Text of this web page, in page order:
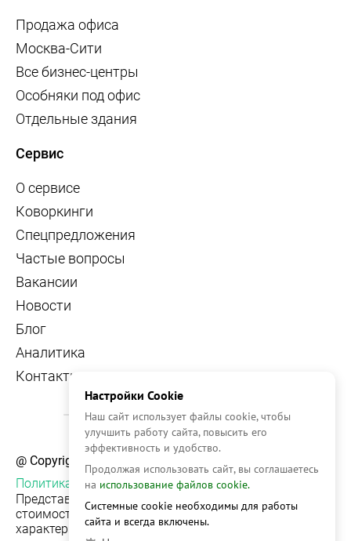
Продажа офиса
Москва-Сити
Все бизнес-центры
Особняки под офис
Отдельные здания
Сервис
О сервисе
Коворкинги
Спецпредложения
Частые вопросы
Вакансии
Новости
Блог
Аналитика
Контакты
@ Copyright, 2026 OFFICE NAVIGATOR
Политика конфиденциальности
Представленная на сайте информация, в т.ч.
стоимости объектов, носит информационный
характер и не является публичной офертой. Условия
Настройки Cookie
Наш сайт использует файлы cookie, чтобы
улучшить работу сайта, повысить его
эффективность и удобство.
Продолжая использовать сайт, вы соглашаетесь
на использование файлов cookie.
Системные cookie необходимы для работы
сайта и всегда включены.